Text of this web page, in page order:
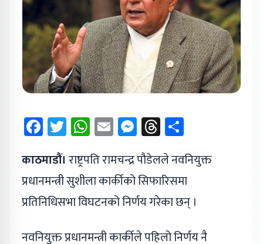
Facebook
Twitter
WhatsApp
EmailMessenger
Threads
काठमाडौं। राष्ट्रपति रामचन्द्र पौडेलले नवनियुक्त
प्रधानमन्त्री सुशीला कार्कीको सिफारिसमा
प्रतिनिधिसभा विघटनको निर्णय गरेका छन् ।
नवनियुक्त प्रधानमन्त्री कार्कीले पहिलो निर्णय नै